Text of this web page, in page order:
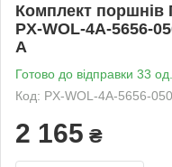
Комплект поршнів
PX-WOL-4A-5656-
А
Готово до відправки 33 од.
Код: PX-WOL-4A-5656-
2 165 ₴